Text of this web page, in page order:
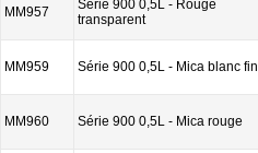
MM957
Série 900 0,5L - Rouge
transparent
MM959 Série 900 0,5L - Mica blanc fin
MM960 Série 900 0,5L - Mica rouge